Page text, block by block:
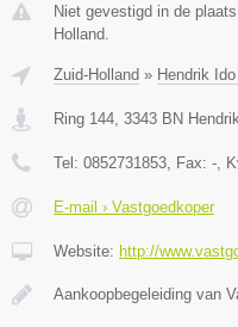
Niet gevestigd in de
Holland.
Zuid-Holland » Hendrik
Ring 144 3343 BN
Tel: 0852731853 , Fax: - ,
E-mail › Vastgoedkoper
Website: http://
Aankoopbegeleiding van